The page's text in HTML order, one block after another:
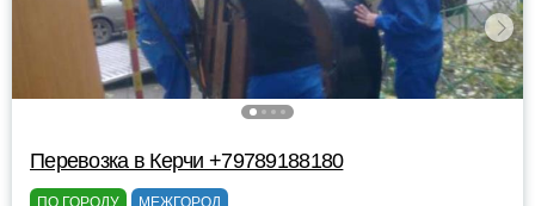
Перевозка в Керчи +79789188180
ПО ГОРОДУ МЕЖГОРОД